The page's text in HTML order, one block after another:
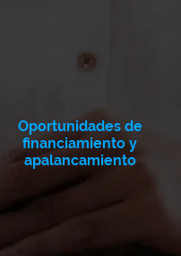
Oportunidades de
financiamiento y
apalancamiento